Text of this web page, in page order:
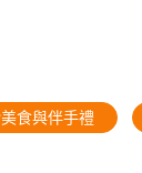
食與伴手禮